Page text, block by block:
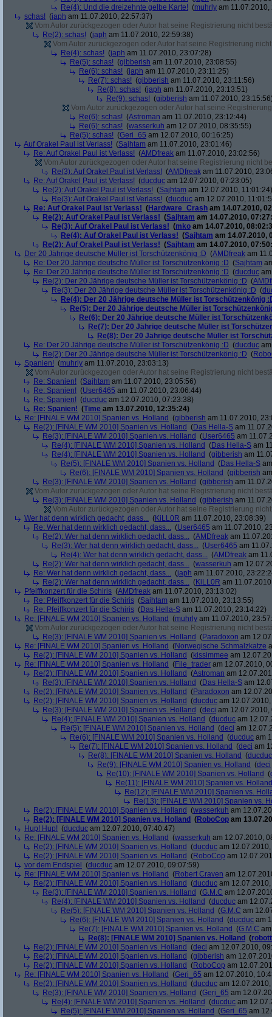
Re(4): Und die dreizehnte gelbe Karte! (muhrly am 11.07.2010,
schas! (japh am 11.07.2010, 22:57:37)
Vom Autor zurückgezogen oder Autor hat seine Registrierung nicht
Re(2): schas! (japh am 11.07.2010, 22:59:38)
Vom Autor zurückgezogen oder Autor hat seine Registrierung
Re(4): schas! (japh am 11.07.2010, 23:07:28)
Re(5): schas! (gibberish am 11.07.2010, 23:08:55)
Re(6): schas! (japh am 11.07.2010, 23:11:25)
Re(7): schas! (gibberish am 11.07.2010, 23:11:56)
Re(8): schas! (japh am 11.07.2010, 23:13:51)
Re(9): schas! (gibberish am 11.07.2010,
Vom Autor zurückgezogen oder Autor hat seine
Re(6): schas! (Astroman am 11.07.2010, 23:12:44)
Re(6): schas! (wasserkuh am 12.07.2010, 08:35:55)
Re(5): schas! (Geri_65 am 12.07.2010, 00:16:25)
Auf Orakel Paul ist Verlass! (Sajhtam am 11.07.2010, 23:01:46)
Re: Auf Orakel Paul ist Verlass! (AMDfreak am 11.07.2010, 23:02:56)
Vom Autor zurückgezogen oder Autor hat seine Registrierung nicht
Re(3): Auf Orakel Paul ist Verlass! (AMDfreak am 11.07.2010,
Re: Auf Orakel Paul ist Verlass! (ducduc am 12.07.2010, 07:23:05)
Re(2): Auf Orakel Paul ist Verlass! (Sajhtam am 12.07.2010, 11:01:24)
Re(3): Auf Orakel Paul ist Verlass! (ducduc am 12.07.2010,
Re: Auf Orakel Paul ist Verlass! (Hardware_Crash am 14.07.2010,
Re(2): Auf Orakel Paul ist Verlass! (Sajhtam am 14.07.2010,
Re(3): Auf Orakel Paul ist Verlass! (mko am 14.07.2010,
Re(4): Auf Orakel Paul ist Verlass! (Sajhtam am 14.07.2010,
Re(2): Auf Orakel Paul ist Verlass! (Sajhtam am 14.07.2010,
Der 20 Jährige deutsche Müller ist Torschützenkönig :D (AMDfreak am
Re: Der 20 Jährige deutsche Müller ist Torschützenkönig :D (Sajhtam
Re: Der 20 Jährige deutsche Müller ist Torschützenkönig :D (ducduc
Re(2): Der 20 Jährige deutsche Müller ist Torschützenkönig :D (
Re(3): Der 20 Jährige deutsche Müller ist Torschützenkönig :D (
Re(4): Der 20 Jährige deutsche Müller ist Torschützenkönig
Re(5): Der 20 Jährige deutsche Müller ist
Re(6): Der 20 Jährige deutsche Müller ist
Re(7): Der 20 Jährige deutsche Müller ist
Re(8): Der 20 Jährige deutsche Müller ist
Re: Der 20 Jährige deutsche Müller ist Torschützenkönig :D (ducduc
Re(2): Der 20 Jährige deutsche Müller ist Torschützenkönig :D (
Spanien! (muhrly am 11.07.2010, 23:03:13)
Vom Autor zurückgezogen oder Autor hat seine Registrierung nicht
Re: Spanien! (Sajhtam am 11.07.2010, 23:05:56)
Re: Spanien! (User6465 am 11.07.2010, 23:06:44)
Re: Spanien! (ducduc am 12.07.2010, 07:23:38)
Re: Spanien! (Time am 13.07.2010, 12:35:24)
Re: [FINALE WM 2010] Spanien vs. Holland (gibberish am 11.07.2010,
Re(2): [FINALE WM 2010] Spanien vs. Holland (Das Hella-S am
Re(3): [FINALE WM 2010] Spanien vs. Holland (User6465 am
Re(4): [FINALE WM 2010] Spanien vs. Holland (Das Hella-S am
Re(4): [FINALE WM 2010] Spanien vs. Holland (gibberish am
Re(5): [FINALE WM 2010] Spanien vs. Holland (Das Hella-S
Re(6): [FINALE WM 2010] Spanien vs. Holland (gibberish
Re(3): [FINALE WM 2010] Spanien vs. Holland (gibberish am
Vom Autor zurückgezogen oder Autor hat seine Registrierung nicht
Re(3): [FINALE WM 2010] Spanien vs. Holland (gibberish am
Vom Autor zurückgezogen oder Autor hat seine Registrierung
Wer hat denn wirklich gedacht, dass... (KiLL0R am 11.07.2010, 23:08:39)
Re: Wer hat denn wirklich gedacht, dass... (User6465 am 11.07.2010,
Re(2): Wer hat denn wirklich gedacht, dass... (AMDfreak am
Re(3): Wer hat denn wirklich gedacht, dass... (User6465 am
Re(4): Wer hat denn wirklich gedacht, dass... (AMDfreak am
Re(2): Wer hat denn wirklich gedacht, dass... (wasserkuh am
Re: Wer hat denn wirklich gedacht, dass... (japh am 11.07.2010,
Re(2): Wer hat denn wirklich gedacht, dass... (KiLL0R am
Pfeiffkonzert für die Schiris (AMDfreak am 11.07.2010, 23:13:02)
Re: Pfeiffkonzert für die Schiris (Sajhtam am 11.07.2010, 23:13:55)
Re: Pfeiffkonzert für die Schiris (Das Hella-S am 11.07.2010, 23:14:22)
Re: [FINALE WM 2010] Spanien vs. Holland (muhrly am 11.07.2010,
Vom Autor zurückgezogen oder Autor hat seine Registrierung nicht
Re(3): [FINALE WM 2010] Spanien vs. Holland (Paradoxon am
Re: [FINALE WM 2010] Spanien vs. Holland (Norwegische Schmalzkatze
Re(2): [FINALE WM 2010] Spanien vs. Holland (kissimmee am
Re: [FINALE WM 2010] Spanien vs. Holland (File_trader am 12.07.2010,
Re(2): [FINALE WM 2010] Spanien vs. Holland (Astroman am
Re(3): [FINALE WM 2010] Spanien vs. Holland (Das Hella-S am
Re(2): [FINALE WM 2010] Spanien vs. Holland (Paradoxon am
Re(2): [FINALE WM 2010] Spanien vs. Holland (ducduc am
Re(3): [FINALE WM 2010] Spanien vs. Holland (deci am 12.07.2010,
Re(4): [FINALE WM 2010] Spanien vs. Holland (ducduc am
Re(5): [FINALE WM 2010] Spanien vs. Holland (deci am
Re(6): [FINALE WM 2010] Spanien vs. Holland (ducduc am
Re(7): [FINALE WM 2010] Spanien vs. Holland (deci am
Re(8): [FINALE WM 2010] Spanien vs. Holland (ducduc
Re(9): [FINALE WM 2010] Spanien vs. Holland (deci
Re(10): [FINALE WM 2010] Spanien vs. Holland (
Re(11): [FINALE WM 2010] Spanien vs. Holland
Re(12): [FINALE WM 2010] Spanien vs.
Re(13): [FINALE WM 2010] Spanien vs.
Re(2): [FINALE WM 2010] Spanien vs. Holland (wasserkuh am
Re(2): [FINALE WM 2010] Spanien vs. Holland (RoboCop am
Hup! Hup! (ducduc am 12.07.2010, 07:40:47)
Re: [FINALE WM 2010] Spanien vs. Holland (wasserkuh am 12.07.2010,
Re(2): [FINALE WM 2010] Spanien vs. Holland (ducduc am
Re(2): [FINALE WM 2010] Spanien vs. Holland (RoboCop am
vor dem Endspiel
(ducduc am 12.07.2010, 09:07:59)
Re: [FINALE WM 2010] Spanien vs. Holland (Robert Craven am
Re(2): [FINALE WM 2010] Spanien vs. Holland (ducduc am
Re(3): [FINALE WM 2010] Spanien vs. Holland (G.M.C am
Re(4): [FINALE WM 2010] Spanien vs. Holland (ducduc am
Re(5): [FINALE WM 2010] Spanien vs. Holland (G.M.C am
Re(6): [FINALE WM 2010] Spanien vs. Holland (ducduc am
Re(7): [FINALE WM 2010] Spanien vs. Holland (G.M.C
Re(8): [FINALE WM 2010] Spanien vs. Holland (
Re(2): [FINALE WM 2010] Spanien vs. Holland (deci am 12.07.2010,
Re(2): [FINALE WM 2010] Spanien vs. Holland (gibberish am
Re(2): [FINALE WM 2010] Spanien vs. Holland (RoboCop am
Re: [FINALE WM 2010] Spanien vs. Holland (Geri_65 am 12.07.2010,
Re(2): [FINALE WM 2010] Spanien vs. Holland (ducduc am
Re(3): [FINALE WM 2010] Spanien vs. Holland (Geri_65 am
Re(4): [FINALE WM 2010] Spanien vs. Holland (ducduc am
Re(5): [FINALE WM 2010] Spanien vs. Holland (Geri_65 am